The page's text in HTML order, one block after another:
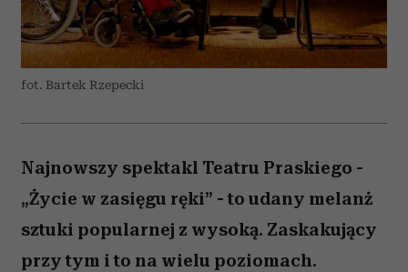
fot. Bartek Rzepecki
Najnowszy spektakl Teatru Praskiego -
„Życie w zasięgu ręki” - to udany melanż
sztuki popularnej z wysoką. Zaskakujący
przy tym i to na wielu poziomach.